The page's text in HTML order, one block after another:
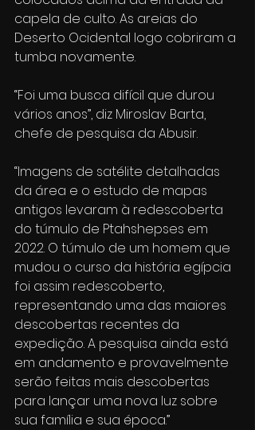
capela de culto. As areias do
Deserto Ocidental logo cobriram a
tumba novamente.
“Foi uma busca difícil que durou
vários anos”, diz Miroslav Barta,
chefe de pesquisa da Abusir.
“Imagens de satélite detalhadas
da área e o estudo de mapas
antigos levaram à redescoberta
do túmulo de Ptahshepses em
2022. O túmulo de um homem que
mudou o curso da história egípcia
foi assim redescoberto,
representando uma das maiores
descobertas recentes da
expedição. A pesquisa ainda está
em andamento e provavelmente
serão feitas mais descobertas
para lançar uma nova luz sobre
sua família e sua época.”